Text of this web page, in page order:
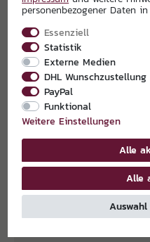
EXKLUSIVPARTNER
personenbezogener Daten
Essenziell
Statistik
Externe Medien
DHL Wunschzustellung
PayPal
Funktional
Weitere Einstellungen
Alle
Alle